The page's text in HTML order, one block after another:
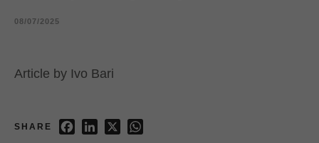
08/07/2025
Article by Ivo Bari
SHARE FacebookLinkedIn